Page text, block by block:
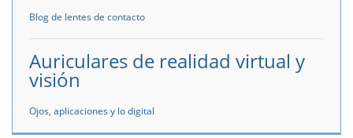
Blog de lentes de contacto
Auriculares de realidad virtual y
visión
Ojos, aplicaciones y lo digital